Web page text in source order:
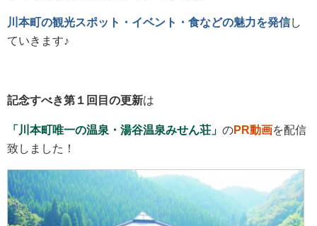
川本町の観光スポット・イベント・食などの魅力を発信し
ていきます♪
記念すべき第１回目の更新は
「川本町唯一の温泉・湯谷温泉みせん荘」 のPR動画を配信
致しました！